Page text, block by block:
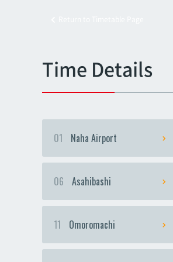
Time Details
01 Naha Airport
06 Asahibashi
11 Omoromachi